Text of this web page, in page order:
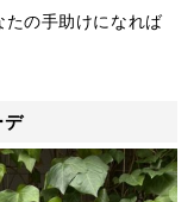
たの手助けになれば
デ